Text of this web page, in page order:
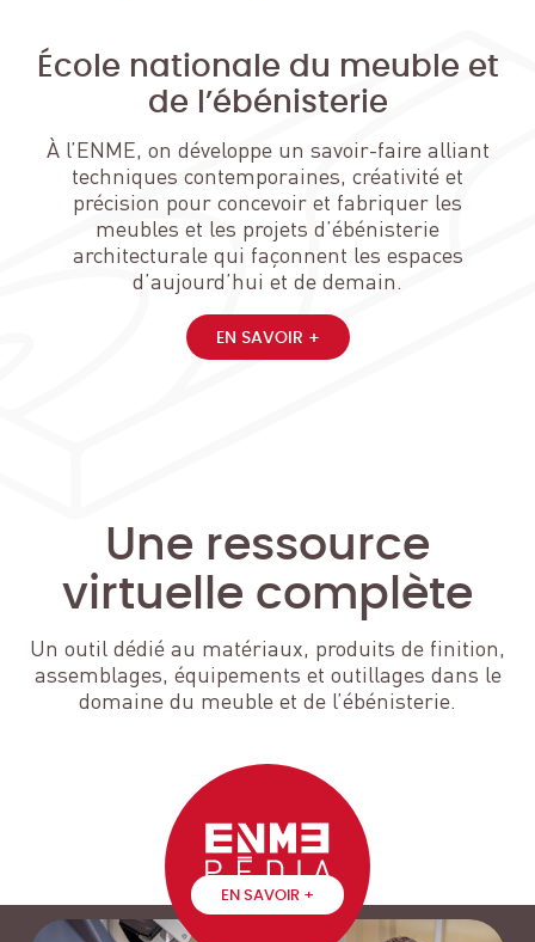
École nationale du meuble et
de l’ébénisterie
À l’ENME, on développe un savoir-faire alliant
techniques contemporaines, créativité et
précision pour concevoir et fabriquer les
meubles et les projets d’ébénisterie
architecturale qui façonnent les espaces
d’aujourd’hui et de demain.
EN SAVOIR +
Une ressource
virtuelle complète
Un outil dédié au matériaux, produits de finition,
assemblages, équipements et outillages dans le
domaine du meuble et de l’ébénisterie.
EN SAVOIR +